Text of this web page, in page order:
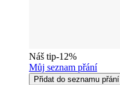
Náš tip-12%
Můj seznam přání
Přidat do seznamu přání